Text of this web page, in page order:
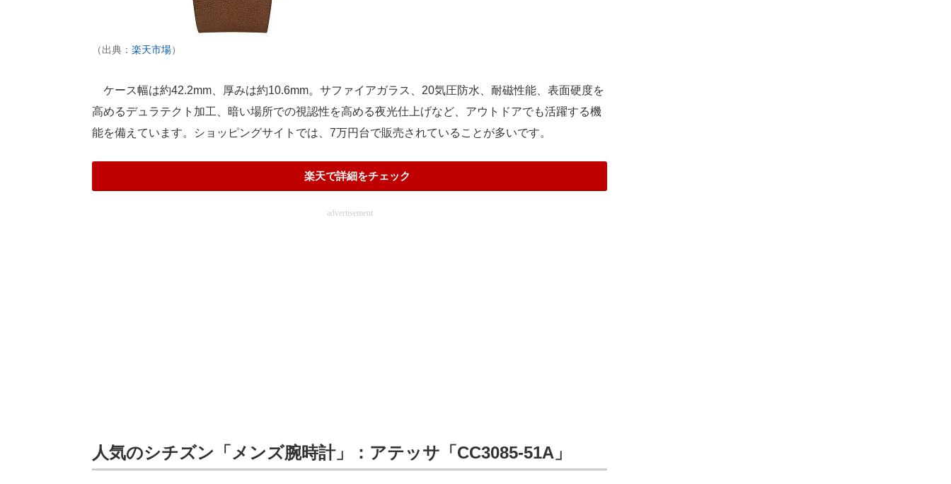
（出典： 楽天市場）
ケース幅は約42.2mm、厚みは約10.6mm。サファイアガラス、20気圧防水、耐磁性能、表面硬度を
高めるデュラテクト加工、暗い場所での視認性を高める夜光仕上げなど、アウトドアでも活躍する機
能を備えています。ショッピングサイトでは、7万円台で販売されていることが多いです。
楽天で詳細をチェック
advertisement
人気のシチズン「メンズ腕時計」：アテッサ「CC3085-51A」